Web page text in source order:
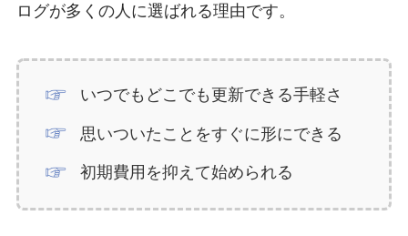
ログが多くの人に選ばれる理由です。
いつでもどこでも更新できる手軽さ
思いついたことをすぐに形にできる
初期費用を抑えて始められる